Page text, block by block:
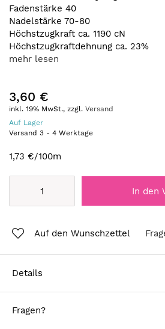
Fadenstärke 40
Nadelstärke 70-80
Höchstzugkraft ca. 1190 cN
Höchstzugkraftdehnung ca. 23%
mehr lesen
3,60 €
inkl. 19% MwSt., zzgl. Versand
Auf Lager
Versand 3 - 4 Werktage
1,73 €/100m
In den
Auf den Wunschzettel
Details
Fragen?